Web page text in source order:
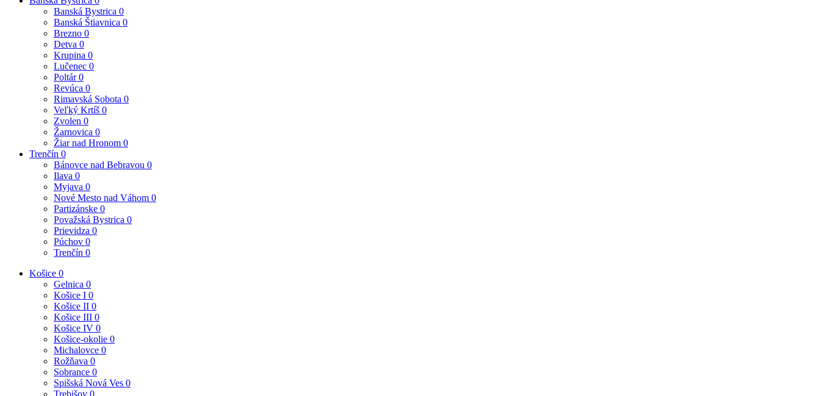
Banská Bystrica 0
Banská Štiavnica 0
Brezno 0
Detva 0
Krupina 0
Lučenec 0
Poltár0
Revúca 0
Rimavská Sobota 0
Veľký Krtíš 0
Zvolen 0
Žarnovica 0
Žiar nad Hronom 0
Trenčín 0
Bánovce nad Bebravou 0
Ilava 0
Myjava 0
Nové Mesto nad Váhom 0
Partizánske 0
Považská Bystrica 0
Prievidza 0
Púchov 0
Trenčín 0
Košice 0
Gelnica 0
Košice I 0
Košice II 0
Košice III 0
Košice IV 0
Košice-okolie 0
Michalovce 0
Rožňava 0
Sobrance 0
Spišská Nová Ves 0
Trebišov 0